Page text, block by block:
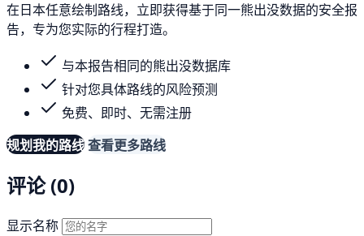
在日本任意绘制路线，立即获得基于同一熊出没数据的安全报
告，专为您实际的行程打造。
与本报告相同的熊出没数据库
针对您具体路线的风险预测
免费、即时、无需注册
规划我的路线查看更多路线
评论 (0)
显示名称